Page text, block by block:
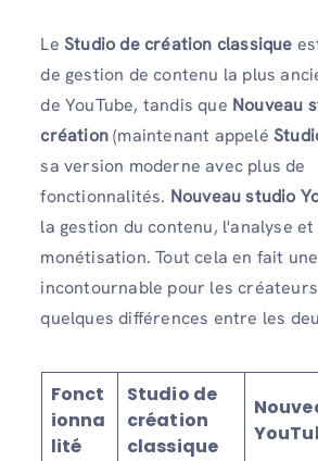
Le Studio de création classique
de gestion de contenu la plus
de YouTube, tandis que Nouveau
création(maintenant appelé
sa version moderne avec plus de
fonctionnalités. Nouveau studio
la gestion du contenu, l'analyse et
monétisation. Tout cela en fait
incontournable pour les
quelques différences entre les
Fonct
ionna
lité
Studio de
création
classique